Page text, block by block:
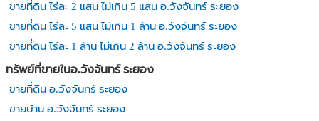
ขายที่ดิน ไร่ละ 2 แสน ไม่เกิน 5 แสน อ.วังจันทร์ ระยอง
ขายที่ดิน ไร่ละ 5 แสน ไม่เกิน 1 ล้าน อ.วังจันทร์ ระยอง
ขายที่ดิน ไร่ละ 1 ล้าน ไม่เกิน 2 ล้าน อ.วังจันทร์ ระยอง
ทรัพย์ที่ขายในอ.วังจันทร์ ระยอง
ขายที่ดิน อ.วังจันทร์ ระยอง
ขายบ้าน อ.วังจันทร์ ระยอง